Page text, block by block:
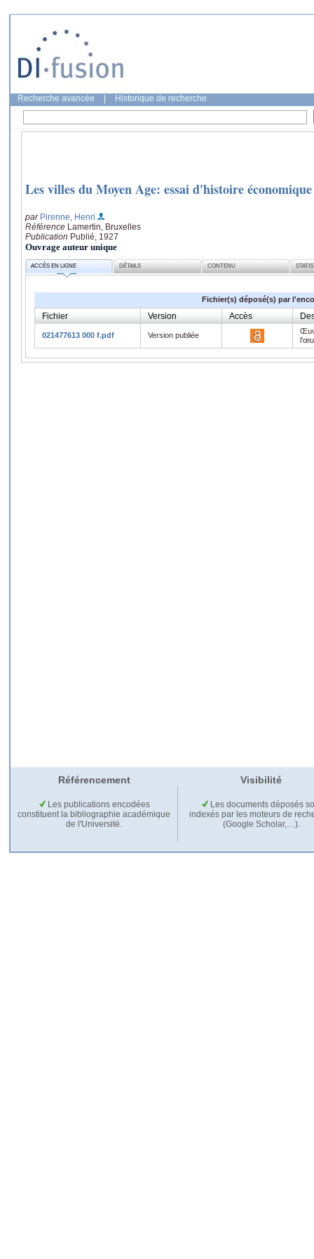
Recherche avancée Historique de recherche
Les villes du Moyen Age: essai d'histoire
par Pirenne, Henri
Référence Lamertin, Bruxelles
Publication Publié, 1927
Ouvrage auteur unique
ACCÈS EN LIGNE DÉTAILS CONTENU
Fichier(s) déposé(s) par
Fichier Version Accès
021477613 000 f.pdf Version publiée
Référencement Visibilité
Les publications encodées
constituent la bibliographie académique
de l'Université.
Les documents déposés
indexés par les moteurs de
(Google Scholar,…).